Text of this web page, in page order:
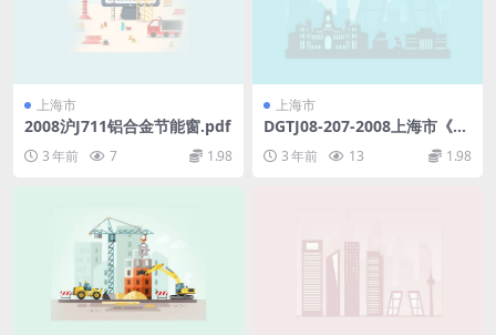
上海市
2008沪J711铝合金节能窗.pdf
3 年前 7 1.98
上海市
DGTJ08-207-2008上海市《房
屋修缮工程技术规程.doc
3 年前 13 1.98